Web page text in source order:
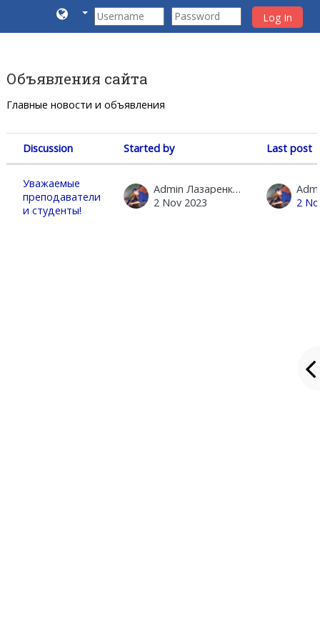
Log In
Объявления сайта
Главные новости и объявления
List of discussions. Showing 1 of 1
Status
Discussion Started by Last post
Уважаемые
преподаватели
и студенты!
Admin Лазаренко Виктор
2 Nov 2023
2